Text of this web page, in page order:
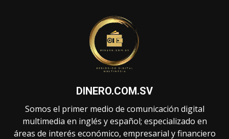
DINERO.COM.SV
Somos el primer medio de comunicación digital
multimedia en inglés y español; especializado en
áreas de interés económico, empresarial y financiero